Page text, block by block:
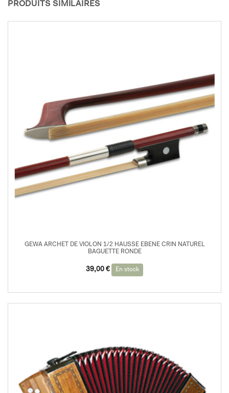
PRODUITS SIMILAIRES
GEWA ARCHET DE VIOLON 1/2 HAUSSE EBENE CRIN NATUREL
BAGUETTE RONDE
39,00 € En stock